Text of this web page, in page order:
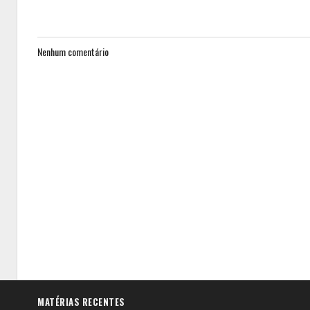
Nenhum comentário
MATÉRIAS RECENTES